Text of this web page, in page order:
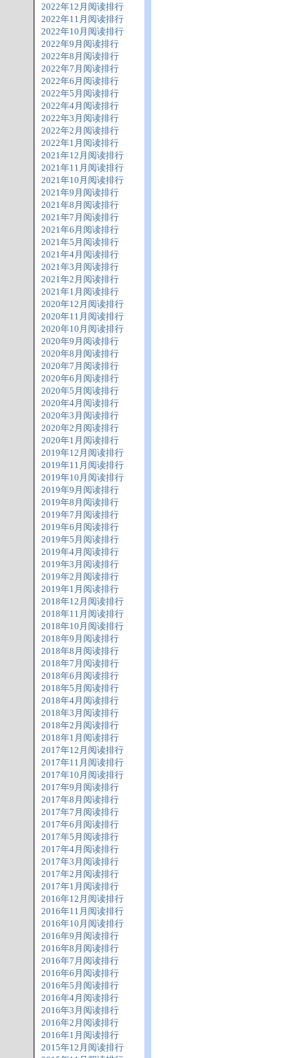
2022年12月阅读排行
2022年11月阅读排行
2022年10月阅读排行
2022年9月阅读排行
2022年8月阅读排行
2022年7月阅读排行
2022年6月阅读排行
2022年5月阅读排行
2022年4月阅读排行
2022年3月阅读排行
2022年2月阅读排行
2022年1月阅读排行
2021年12月阅读排行
2021年11月阅读排行
2021年10月阅读排行
2021年9月阅读排行
2021年8月阅读排行
2021年7月阅读排行
2021年6月阅读排行
2021年5月阅读排行
2021年4月阅读排行
2021年3月阅读排行
2021年2月阅读排行
2021年1月阅读排行
2020年12月阅读排行
2020年11月阅读排行
2020年10月阅读排行
2020年9月阅读排行
2020年8月阅读排行
2020年7月阅读排行
2020年6月阅读排行
2020年5月阅读排行
2020年4月阅读排行
2020年3月阅读排行
2020年2月阅读排行
2020年1月阅读排行
2019年12月阅读排行
2019年11月阅读排行
2019年10月阅读排行
2019年9月阅读排行
2019年8月阅读排行
2019年7月阅读排行
2019年6月阅读排行
2019年5月阅读排行
2019年4月阅读排行
2019年3月阅读排行
2019年2月阅读排行
2019年1月阅读排行
2018年12月阅读排行
2018年11月阅读排行
2018年10月阅读排行
2018年9月阅读排行
2018年8月阅读排行
2018年7月阅读排行
2018年6月阅读排行
2018年5月阅读排行
2018年4月阅读排行
2018年3月阅读排行
2018年2月阅读排行
2018年1月阅读排行
2017年12月阅读排行
2017年11月阅读排行
2017年10月阅读排行
2017年9月阅读排行
2017年8月阅读排行
2017年7月阅读排行
2017年6月阅读排行
2017年5月阅读排行
2017年4月阅读排行
2017年3月阅读排行
2017年2月阅读排行
2017年1月阅读排行
2016年12月阅读排行
2016年11月阅读排行
2016年10月阅读排行
2016年9月阅读排行
2016年8月阅读排行
2016年7月阅读排行
2016年6月阅读排行
2016年5月阅读排行
2016年4月阅读排行
2016年3月阅读排行
2016年2月阅读排行
2016年1月阅读排行
2015年12月阅读排行